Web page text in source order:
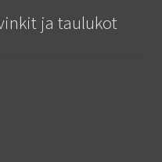
ja taulukot